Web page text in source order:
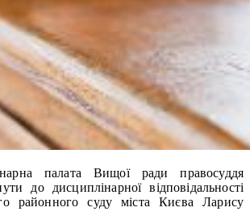
палата Вищої ради правосуддя
до дисциплінарної відповідальності
районного суду міста Києва Ларису